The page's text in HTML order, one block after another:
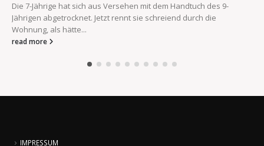
Die 7-Jährige hat sich aus Versehen mit dem Handtuch des 9-
Jährigen abgetrocknet. Jetzt rennt sie schreiend durch die
Wohnung, als hätte...
read more
IMPRESSUM